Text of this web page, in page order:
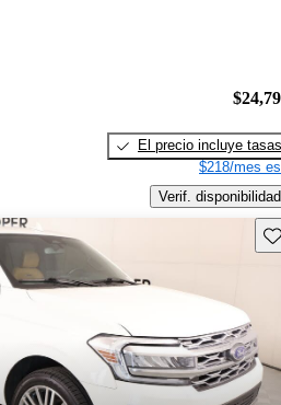
El precio incluye tasas
$218/mes
Verif. disponibilidad